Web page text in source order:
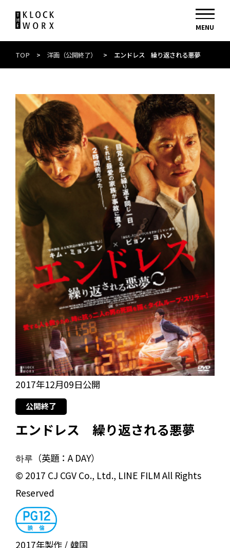
TOP > 洋画（公開終了） > エンドレス 繰り返される悪夢
2017年12月09日公開
公開終了
エンドレス 繰り返される悪夢
하루（英題：A DAY）
© 2017 CJ CGV Co., Ltd., LINE FILM All Rights
Reserved
2017年製作
韓国